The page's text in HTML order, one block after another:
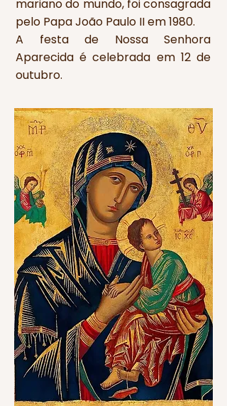
mariano do mundo, foi consagrada
pelo Papa João Paulo II em 1980.
A festa de Nossa Senhora
Aparecida é celebrada em 12 de
outubro.